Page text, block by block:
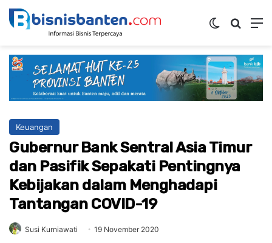
Switch skin
Keuangan
Gubernur Bank Sentral Asia Timur
dan Pasifik Sepakati Pentingnya
Kebijakan dalam Menghadapi
Tantangan COVID-19
Susi Kurniawati 19 November 2020